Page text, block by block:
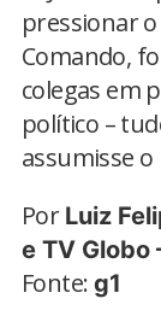
pressionar
Comando,
colegas em
político –
assumisse o
PorLuiz
e TV
Fonte: g1